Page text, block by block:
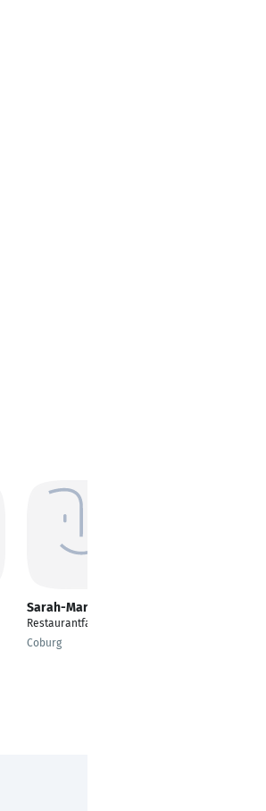
Sarah-Marie Bebic
Restaurantfachfrau
Coburg